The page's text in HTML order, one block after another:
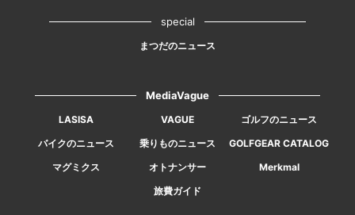
special
まつだのニュース
MediaVague
LASISA VAGUE
ゴルフのニュース
バイクのニュース
乗りものニュース
GOLFGEAR CATALOG
マグミクス
オトナンサー
Merkmal
旅費ガイド